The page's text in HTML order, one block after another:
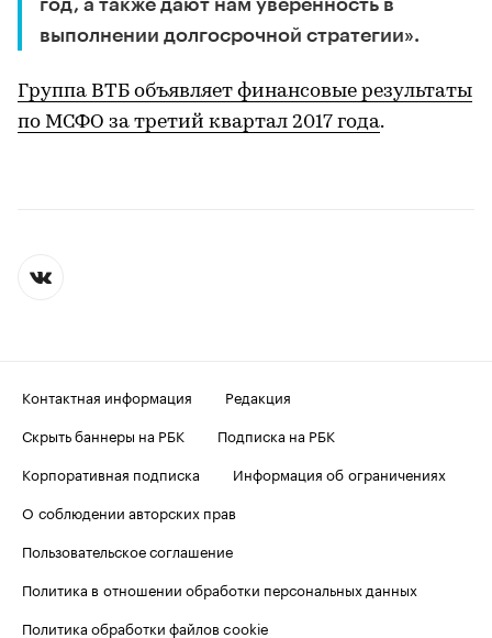
год, а также дают нам уверенность в
выполнении долгосрочной стратегии».
Группа ВТБ объявляет финансовые результаты
по МСФО за третий квартал 2017 года.
Контактная информация
Редакция
Скрыть баннеры на РБК
Подписка на РБК
Корпоративная подписка
Информация об ограничениях
О соблюдении авторских прав
Пользовательское соглашение
Политика в отношении обработки персональных данных
Политика обработки файлов cookie